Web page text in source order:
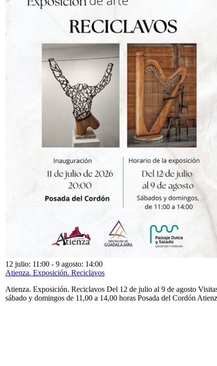
12 julio: 11:00 - 9 agosto: 14:00
Atienza. Exposición. Reciclavos
Atienza. Exposición. Reciclavos Del 12 de julio al 9 de agosto
sábado y domingos de 11,00 a 14,00 horas Posada del Cordón